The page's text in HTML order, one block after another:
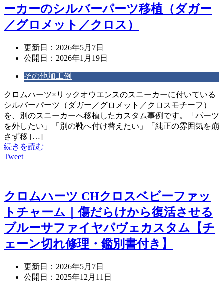
ーカーのシルバーパーツ移植（ダガー
／グロメット／クロス）
更新日： 2026年5月7日
公開日： 2026年1月19日
その他加工例
クロムハーツ×リックオウエンスのスニーカーに付いている
シルバーパーツ（ダガー／グロメット／クロスモチーフ）
を、別のスニーカーへ移植したカスタム事例です。「パーツ
を外したい」「別の靴へ付け替えたい」「純正の雰囲気を崩
さず移 […]
続きを読む
Tweet
クロムハーツ CHクロスベビーファッ
トチャーム｜傷だらけから復活させる
ブルーサファイヤパヴェカスタム【チ
ェーン切れ修理・鑑別書付き】
更新日： 2026年5月7日
公開日： 2025年12月11日